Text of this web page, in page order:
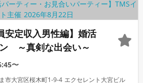
安定収入男性編】婚活
～真剣な出会い～
〜
市大宮区桜木町1-9-4 エクセレント大宮ビル